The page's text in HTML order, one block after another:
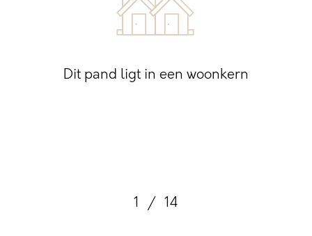
Dit pand ligt in een woonkern
1 / 14